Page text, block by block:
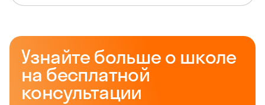
Узнайте больше о школе
на бесплатной
консультации